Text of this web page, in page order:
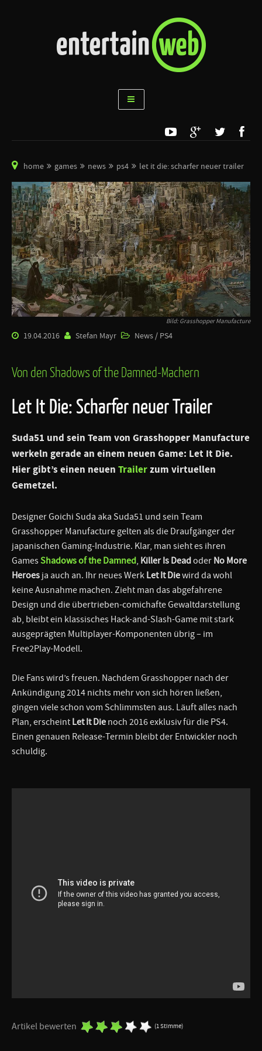
home games news ps4 let it die: scharfer neuer trailer
Bild: Grasshopper Manufacture
19.04.2016 Stefan Mayr News / PS4
Von den Shadows of the Damned-Machern
Let It Die: Scharfer neuer Trailer
Suda51 und sein Team von Grasshopper Manufacture
werkeln gerade an einem neuen Game: Let It Die.
Hier gibt’s einen neuen Trailerzum virtuellen
Gemetzel.
Designer Goichi Suda aka Suda51 und sein Team
Grasshopper Manufacture gelten als die Draufgänger der
japanischen Gaming-Industrie. Klar, man sieht es ihren
GamesShadows of the Damned, Killer Is Deadoder No More
Heroes ja auch an. Ihr neues Werk Let It Diewird da wohl
keine Ausnahme machen. Zieht man das abgefahrene
Design und die übertrieben-comichafte Gewaltdarstellung
ab, bleibt ein klassisches Hack-and-Slash-Game mit stark
ausgeprägten Multiplayer-Komponenten übrig – im
Free2Play-Modell.
Die Fans wird’s freuen. Nachdem Grasshopper nach der
Ankündigung 2014 nichts mehr von sich hören ließen,
gingen viele schon vom Schlimmsten aus. Läuft alles nach
Plan, erscheint Let It Die noch 2016 exklusiv für die PS4.
Einen genauen Release-Termin bleibt der Entwickler noch
schuldig.
Artikel bewerten (1 Stimme)